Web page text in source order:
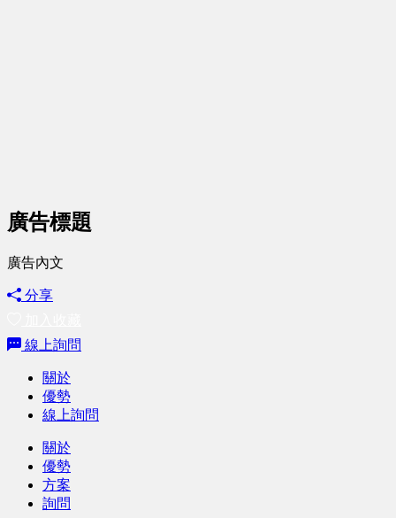
廣告標題
廣告內文
分享
線上詢問
關於
優勢
線上詢問
關於
優勢
方案
詢問